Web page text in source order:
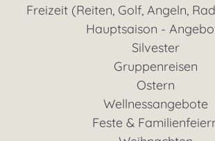
Freizeit (Reiten, Golf, Angeln,
Hauptsaison -
Silvester
Gruppenreisen
Ostern
Wellnessangebote
Feste &